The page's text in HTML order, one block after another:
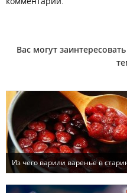
Вас могут